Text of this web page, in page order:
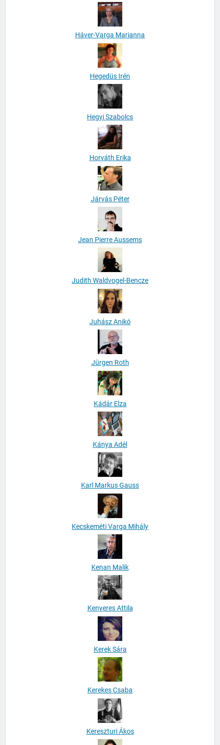
Háver-Varga Marianna
Hegedüs Irén
Hegyi Szabolcs
Horváth Erika
Járvás Péter
Jean Pierre Aussems
Judith Waldvogel-Bencze
Juhász Anikó
Jürgen Roth
Kádár Elza
Kánya Adél
Karl Markus Gauss
Kecskeméti Varga Mihály
Kenan Malik
Kenyeres Attila
Kerek Sára
Kerekes Csaba
Kereszturi Ákos